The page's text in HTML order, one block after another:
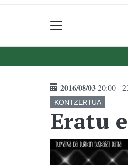
2016/08/0320:00 -
KONTZERTUA
Eratu